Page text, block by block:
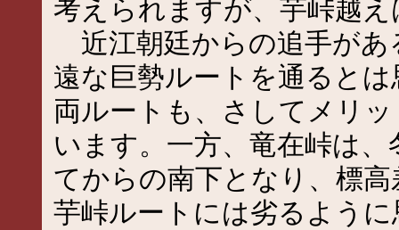
考えられますが、芋峠越
近江朝廷からの追手があ
遠な巨勢ルートを通ると
両ルートも、さしてメリ
います。一方、竜在峠は
てからの南下となり、標
芋峠ルートには劣るよう